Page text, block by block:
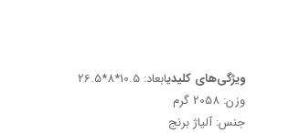
ویژگی‌های کلیدیابعاد: 10.5*8*26.5
وزن: 2058 گرم
جنس: آلیاژ برنج